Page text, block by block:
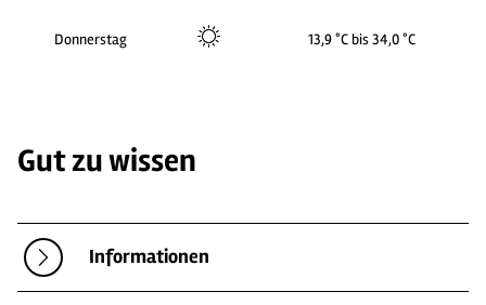
Donnerstag 13,9 °C bis 34,0 °C
Gut zu wissen
Informationen